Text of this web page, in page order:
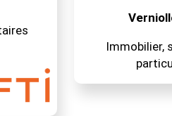
Immobilier,